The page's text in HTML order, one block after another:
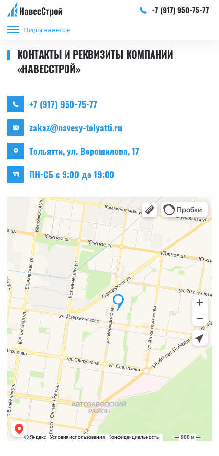
+7 (917) 950-75-77
Виды навесов
КОНТАКТЫ И РЕКВИЗИТЫ КОМПАНИИ
«НАВЕССТРОЙ»
+7 (917) 950-75-77
zakaz@navesy-tolyatti.ru
Тольятти, ул. Ворошилова, 17
ПН-СБ с 9:00 до 19:00